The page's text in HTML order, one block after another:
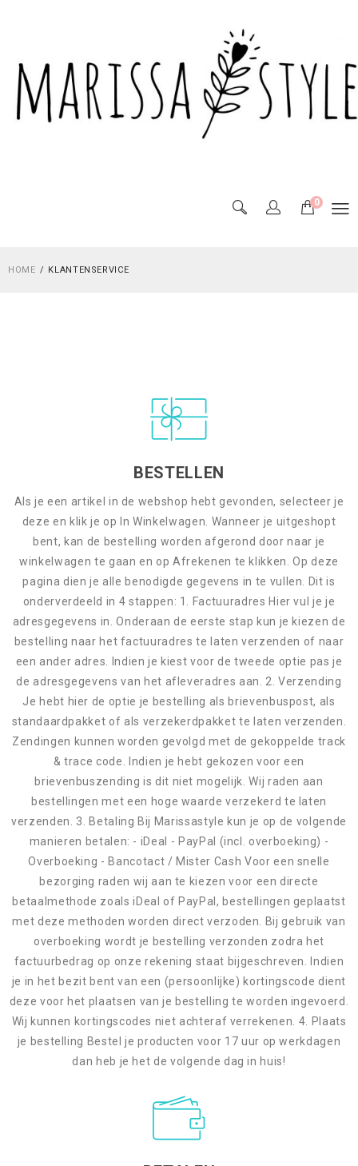
0
HOME KLANTENSERVICE
BESTELLEN
Als je een artikel in de webshop hebt gevonden, selecteer je
deze en klik je op In Winkelwagen. Wanneer je uitgeshopt
bent, kan de bestelling worden afgerond door naar je
winkelwagen te gaan en op Afrekenen te klikken. Op deze
pagina dien je alle benodigde gegevens in te vullen. Dit is
onderverdeeld in 4 stappen: 1. Factuuradres Hier vul je je
adresgegevens in. Onderaan de eerste stap kun je kiezen de
bestelling naar het factuuradres te laten verzenden of naar
een ander adres. Indien je kiest voor de tweede optie pas je
de adresgegevens van het afleveradres aan. 2. Verzending
Je hebt hier de optie je bestelling als brievenbuspost, als
standaardpakket of als verzekerdpakket te laten verzenden.
Zendingen kunnen worden gevolgd met de gekoppelde track
& trace code. Indien je hebt gekozen voor een
brievenbuszending is dit niet mogelijk. Wij raden aan
bestellingen met een hoge waarde verzekerd te laten
verzenden. 3. Betaling Bij Marissastyle kun je op de volgende
manieren betalen: - iDeal - PayPal (incl. overboeking) -
Overboeking - Bancotact / Mister Cash Voor een snelle
bezorging raden wij aan te kiezen voor een directe
betaalmethode zoals iDeal of PayPal, bestellingen geplaatst
met deze methoden worden direct verzoden. Bij gebruik van
overboeking wordt je bestelling verzonden zodra het
factuurbedrag op onze rekening staat bijgeschreven. Indien
je in het bezit bent van een (persoonlijke) kortingscode dient
deze voor het plaatsen van je bestelling te worden ingevoerd.
Wij kunnen kortingscodes niet achteraf verrekenen. 4. Plaats
je bestelling Bestel je producten voor 17 uur op werkdagen
dan heb je het de volgende dag in huis!